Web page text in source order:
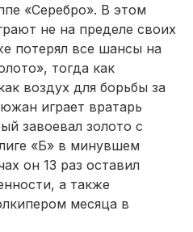
«Серебро». В этом
не на пределе своих
потерял все шансы на
тогда как
воздух для борьбы за
играет вратарь
завоевал золото с
«Б» в минувшем
он 13 раз оставил
а также
месяца в